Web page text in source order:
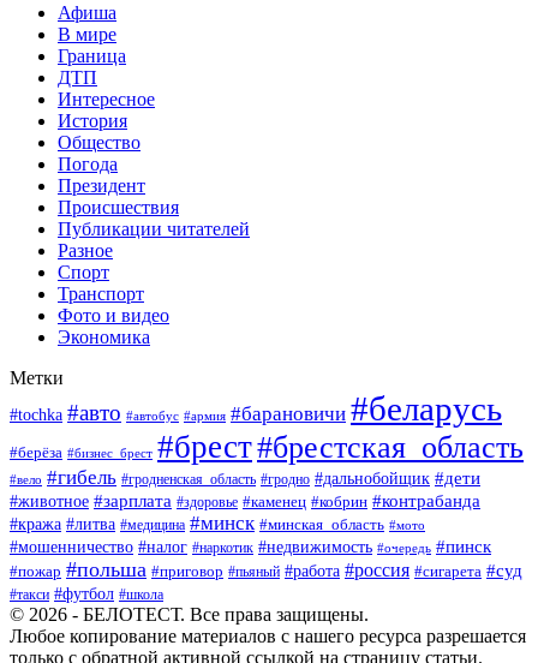
Афиша
В мире
Граница
ДТП
Интересное
История
Общество
Погода
Президент
Происшествия
Публикации читателей
Разное
Спорт
Транспорт
Фото и видео
Экономика
Метки
#tochka #авто #автобус #армия #барановичи #беларусь
#берёза #бизнес_брест #брест#брестская_область
#вело #гибель #гродненская_область #гродно #дальнобойщик #дети
#животное #зарплата #здоровье #каменец #кобрин #контрабанда
#кража #литва #медицина #минск #минская_область #мото
#мошенничество #налог #наркотик #недвижимость #очередь #пинск
#пожар #польша #приговор #пьяный #работа #россия #сигарета #суд
#такси #футбол #школа
© 2026 - БЕЛОТЕСТ. Все права защищены.
Любое копирование материалов с нашего ресурса разрешается
только с обратной активной ссылкой на страницу статьи.